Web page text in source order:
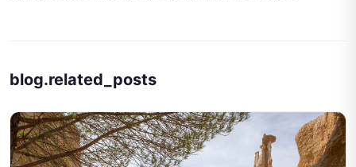
blog.related_posts